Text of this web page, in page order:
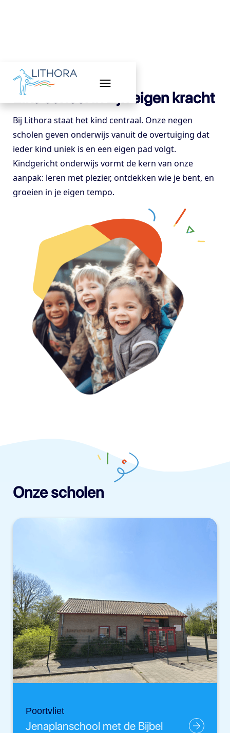
Elke school in zijn eigen kracht
Bij Lithora staat het kind centraal. Onze negen
scholen geven onderwijs vanuit de overtuiging dat
ieder kind uniek is en een eigen pad volgt.
Kindgericht onderwijs vormt de kern van onze
aanpak: leren met plezier, ontdekken wie je bent, en
groeien in je eigen tempo.
Onze scholen
Poortvliet
Jenaplanschool met de Bijbel